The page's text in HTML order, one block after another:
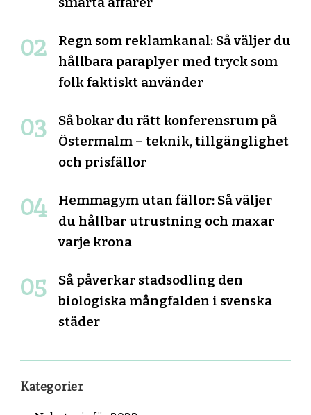
Regn som reklamkanal: Så väljer du
hållbara paraplyer med tryck som
folk faktiskt använder
Så bokar du rätt konferensrum på
Östermalm – teknik, tillgänglighet
och prisfällor
Hemmagym utan fällor: Så väljer
du hållbar utrustning och maxar
varje krona
Så påverkar stadsodling den
biologiska mångfalden i svenska
städer
Kategorier